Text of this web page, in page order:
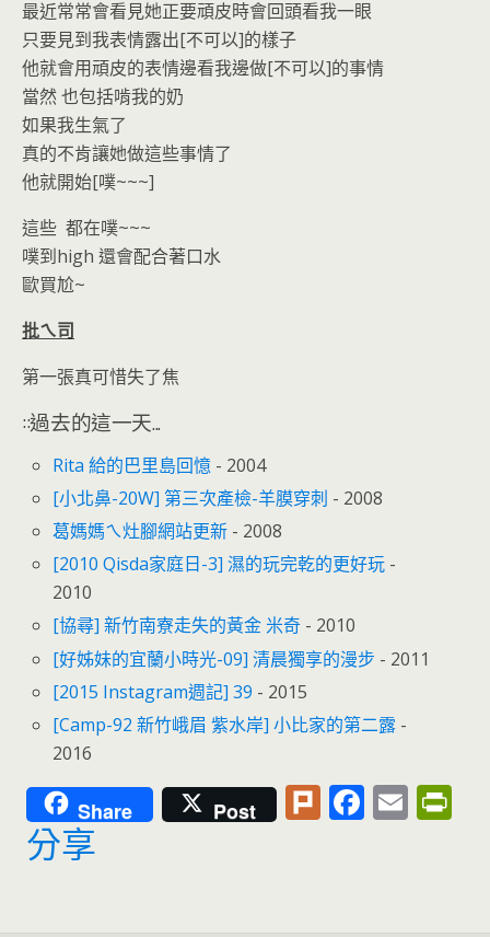
最近常常會看見她正要頑皮時會回頭看我一眼
只要見到我表情露出[不可以]的樣子
他就會用頑皮的表情邊看我邊做[不可以]的事情
當然 也包括啃我的奶
如果我生氣了
真的不肯讓她做這些事情了
他就開始[噗~~~]
這些 都在噗~~~
噗到high 還會配合著口水
歐買尬~
批ㄟ司
第一張真可惜失了焦
::過去的這一天...
Rita 給的巴里島回憶 - 2004
[小北鼻-20W] 第三次產檢-羊膜穿刺 - 2008
葛媽媽ㄟ灶腳網站更新 - 2008
[2010 Qisda家庭日-3] 濕的玩完乾的更好玩 -
2010
[協尋] 新竹南寮走失的黃金 米奇 - 2010
[好姊妹的宜蘭小時光-09] 清晨獨享的漫步 - 2011
[2015 Instagram週記] 39 - 2015
[Camp-92 新竹峨眉 紫水岸] 小比家的第二露 -
2016
Share Post Pl F E
分享